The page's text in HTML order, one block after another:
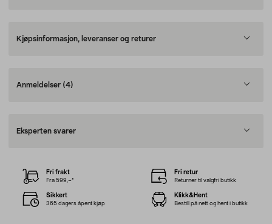
Kjøpsinformasjon, leveranser og returer
Anmeldelser (4)
Eksperten svarer
Fri frakt
Fra 599,–*
Fri retur
Returner til valgfri butikk
Sikkert
365 dagers åpent kjøp
Klikk&Hent
Bestill på nett og hent i butikk